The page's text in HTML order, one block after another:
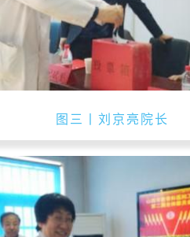
图三丨刘京亮院长